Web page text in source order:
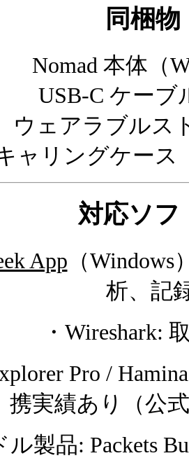
同梱
Nomad 本体（
USB-C ケーブ
ウェアラブルス
ャリングケース
対応ソフ
App （
析、記
・Wireshark:
Pro /
携実績あり（公式
ル製品: Packets